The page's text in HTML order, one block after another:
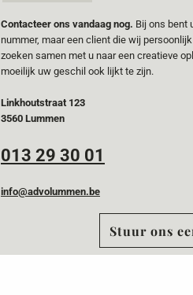
Contacteer ons vandaag nog. Bij ons bent
nummer, maar een client die wij
zoeken samen met u naar een creatieve
moeilijk uw geschil ook lijkt te zijn.
Linkhoutstraat 123
3560 Lummen
013 29 30 01
info@advolummen.be
Stuur ons